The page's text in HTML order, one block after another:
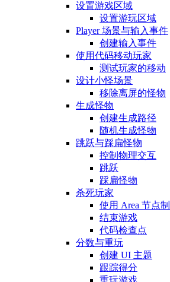
设置游戏区域
设置游玩区域
Player 场景与输入事件
创建输入事件
使用代码移动玩家
测试玩家的移动
设计小怪场景
移除离屏的怪物
生成怪物
创建生成路径
随机生成怪物
跳跃与踩扁怪物
控制物理交互
跳跃
踩扁怪物
杀死玩家
使用 Area 节点
结束游戏
代码检查点
分数与重玩
创建 UI 主题
跟踪得分
重玩游戏